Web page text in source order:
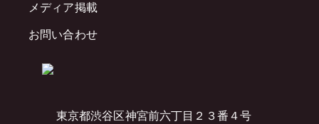
東京都渋谷区神宮前六丁目２３番４号
メディア掲載
お問い合わせ